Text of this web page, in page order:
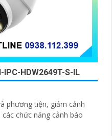
IPC-HDW2649T-S-IL
phương tiện, giảm cảnh
chức năng cảnh báo